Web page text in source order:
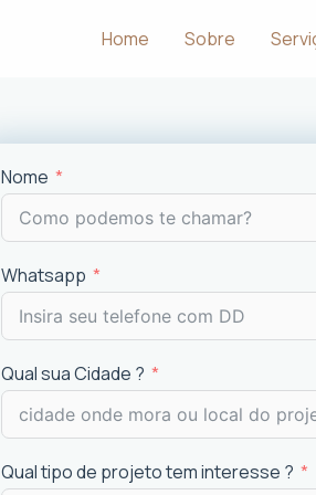
Home Sobre
Nome
Whatsapp
Qual sua Cidade ?
Qual tipo de projeto tem interesse ?